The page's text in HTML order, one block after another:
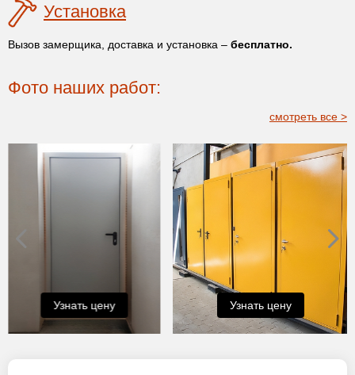
Установка
Вызов замерщика, доставка и установка – бесплатно.
Фото наших работ:
смотреть все >
Узнать цену Узнать цену